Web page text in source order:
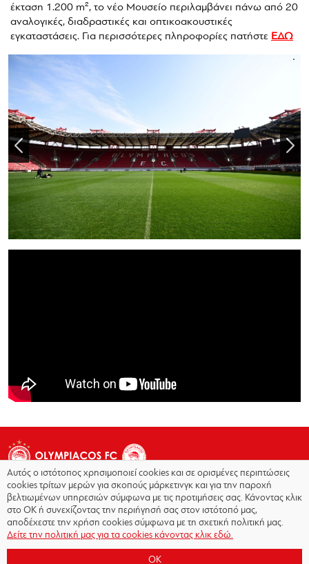
έκταση 1.200 m², το νέο Μουσείο περιλαμβάνει πάνω από 20
αναλογικές, διαδραστικές και οπτικοακουστικές
εγκαταστάσεις. Για περισσότερες πληροφορίες πατήστε ΕΔΩ
Copyright © 2026 - Olympiacos.org
Όροι χρήσης|Πολιτική Απορρήτου|Πολιτική
Αυτός ο ιστότοπος χρησιμοποιεί cookies και σε ορισμένες περιπτώσεις
cookies τρίτων μερών για σκοπούς μάρκετινγκ και για την παροχή
βελτιωμένων υπηρεσιών σύμφωνα με τις προτιμήσεις σας. Κάνοντας κλικ
στο OK ή συνεχίζοντας την περιήγησή σας στον ιστότοπό μας,
αποδέχεστε την χρήση cookies σύμφωνα με τη σχετική πολιτική μας.
Δείτε την πολιτική μας για τα cookies κάνοντας κλικ εδώ.
OK